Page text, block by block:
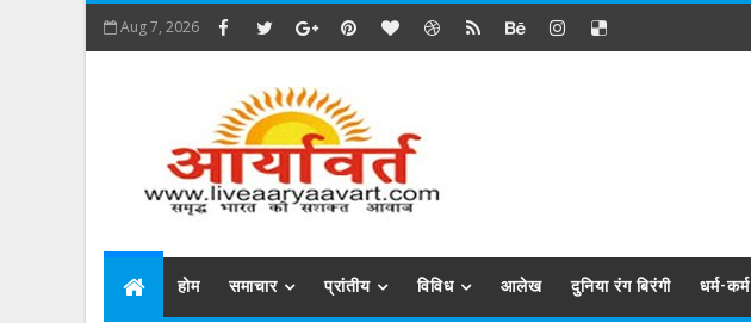
Aug 7, 2026
होम समाचार प्रांतीय विविध आलेख दुनिया रंग बिरंगी धर्म-कर्म